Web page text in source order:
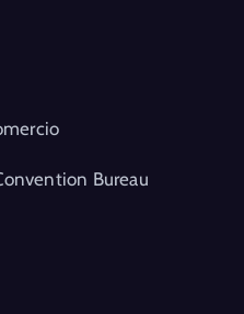
Bureau